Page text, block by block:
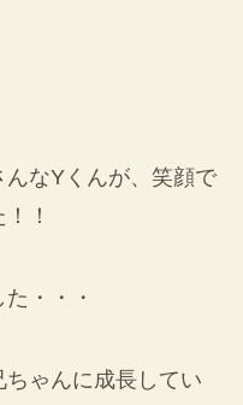
なYくんが、笑顔で
！
・・・
ゃんに成長してい